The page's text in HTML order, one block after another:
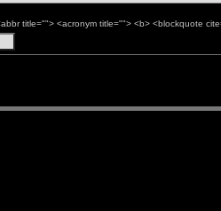
title=""> <acronym title=""> <b> <blockquote